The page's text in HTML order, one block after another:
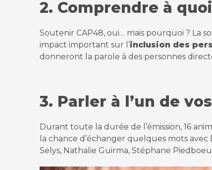
2. Comprendre à
Soutenir CAP48, oui… mais pourquoi ? La
impact important sur l’inclusion des
donneront la parole à des personnes
3. Parler à l’un de
Durant toute la durée de l’émission, 16
la chance d’échanger quelques mots
Selys, Nathalie Guirma, Stéphane